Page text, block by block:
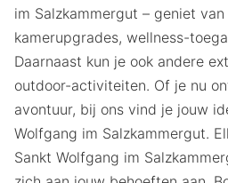
im Salzkammergut – geniet van
kamerupgrades, wellness-
Daarnaast kun je ook andere
outdoor-activiteiten. Of je nu
avontuur, bij ons vind je jouw
Wolfgang im Salzkammergut.
Sankt Wolfgang im